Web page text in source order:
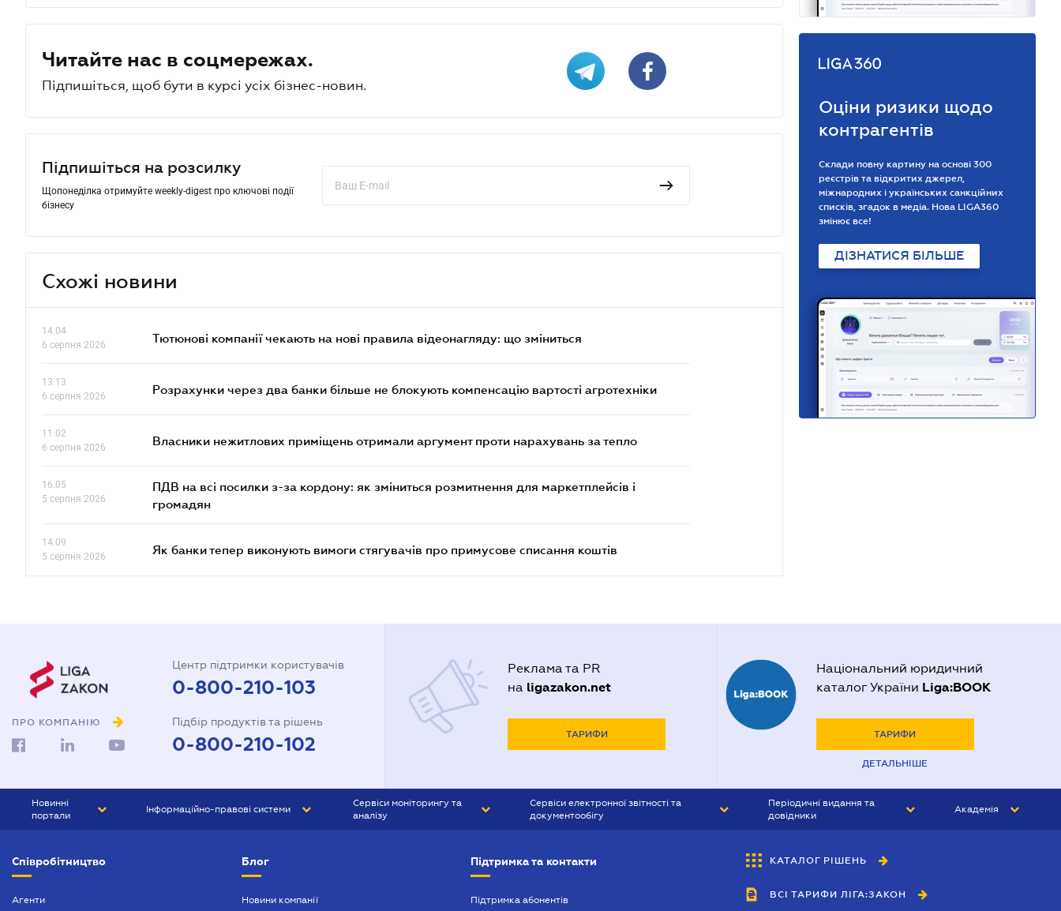
Читайте нас в соцмережах.
Підпишіться, щоб бути в курсі усіх бізнес-новин.
Підпишіться на розсилку
Щопонеділка отримуйте weekly-digest про ключові події
бізнесу
Схожі новини
14.04
6 серпня 2026
Тютюнові компанії чекають на нові правила відеонагляду: що зміниться
13.13
6 серпня 2026
Розрахунки через два банки більше не блокують компенсацію вартості агротехніки
11.02
6 серпня 2026
Власники нежитлових приміщень отримали аргумент проти нарахувань за тепло
16.05
5 серпня 2026
ПДВ на всі посилки з-за кордону: як зміниться розмитнення для маркетплейсів і
громадян
14.09
5 серпня 2026
Як банки тепер виконують вимоги стягувачів про примусове списання коштів
Оціни ризики щодо
контрагентів
Склади повну картину на основі 300
реєстрів та відкритих джерел,
міжнародних і українських санкційних
списків, згадок в медіа. Нова LIGA360
змінює все!
ДІЗНАТИСЯ БІЛЬШЕ
ПРО КОМПАНІЮ
Центр підтримки користувачів
0-800-210-103
Підбір продуктів та рішень
0-800-210-102
Реклама та PR
на ligazakon.net
ТАРИФИ
Національний юридичний
каталог України Liga:BOOK
ТАРИФИ
ДЕТАЛЬНІШЕ
Новинні
портали
БІЗНЕС
Інформаційно-правові системи
Сервіси моніторингу та
аналізу
Сервіси електронної звітності та
документообігу
Періодичні видання та
довідники
БУХГАЛТЕР&ЗАКОН
ВІСНИК МСФЗ
Академія
Співробітництво
Агенти
Блог
Новини компанії
Підтримка та контакти
Підтримка абонентів
КАТАЛОГ РІШЕНЬ
ВСІ ТАРИФИ ЛІГА:ЗАКОН